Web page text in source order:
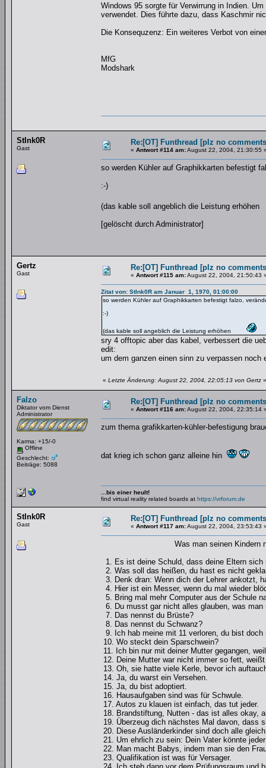
Windows 95 sorgte für Verwirrung in Indien.
verwendet. Dies führte dazu, dass Kaschmir
Die Konsequzenz: Ein weiteres Verbot von
MfG
Modshark
StInk0R
Gast
Re:[OT] Funthread [plz no
« Antwort #114 am:August 22, 2004, 21:30:55
so werden Kühler auf Graphikkarten befestigt
:-)
(das kable soll angeblich die Leistung erhöhen
[gelöscht durch Administrator]
Gertz
Gast
Re:[OT] Funthread [plz no
« Antwort #115 am:August 22, 2004, 21:50:43
Zitat von: StInk0R am Januar 1, 1970, 01:00:00
so werden Kühler auf Graphikkarten befestigt falzo,
:-)
(das kable soll angeblich die Leistung erhöhen
sry 4 offtopic aber das kabel, verbessert die
edit:
um dem ganzen einen sinn zu verpassen noch
« Letzte Änderung: August 22, 2004, 22:05:13 von Gertz »
Falzo
Diktator vom Dienst
Administrator
Karma: +15/-0
Offline
Geschlecht:
Beiträge: 5088
Re:[OT] Funthread [plz no
« Antwort #116 am:August 22, 2004, 22:35:14
zum thema grafikkarten-kühler-befestigung
dat krieg ich schon ganz alleine hin
...bis einer heult!
find virtual reality related boards at https://vrforum.de
StInk0R
Gast
Re:[OT] Funthread [plz no
« Antwort #117 am:August 22, 2004, 23:53:43
Was man seinen Kindern nicht
1. Es ist deine Schuld, dass deine Eltern sich
2. Was soll das heißen, du hast es nicht
3. Denk dran: Wenn dich der Lehrer ankotzt,
4. Hier ist ein Messer, wenn du mal wieder
5. Bring mal mehr Computer aus der Schule
6. Du musst gar nicht alles glauben, was man
7. Das nennst du Brüste?
8. Das nennst du Schwanz?
9. Ich hab meine mit 11 verloren, du bist doch
10. Wo steckt dein Sparschwein?
11. Ich bin nur mit deiner Mutter gegangen,
12. Deine Mutter war nicht immer so fett,
13. Oh, sie hatte viele Kerle, bevor ich
14. Ja, du warst ein Versehen.
15. Ja, du bist adoptiert.
16. Hausaufgaben sind was für Schwule.
17. Autos zu klauen ist einfach, das tut jeder.
18. Brandstiftung, Nutten - das ist alles okay,
19. Überzeug dich nächstes Mal davon, dass
20. Diese Ausländerkinder sind doch alle
21. Um ehrlich zu sein: Dein Vater könnte
22. Man macht Babys, indem man sie den
23. Qualifikation ist was für Versager.